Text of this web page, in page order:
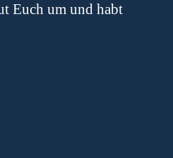
Euch um und habt